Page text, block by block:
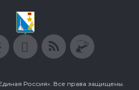
Россия». Все права защищены.